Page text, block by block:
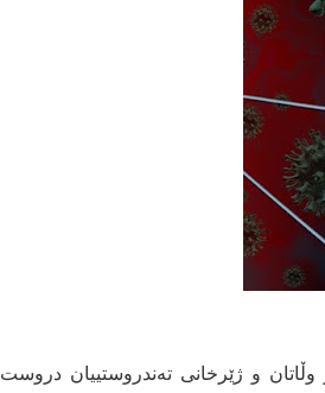
بۆ وڵاتان و ژێرخانی ته‌ندروستییان دروست